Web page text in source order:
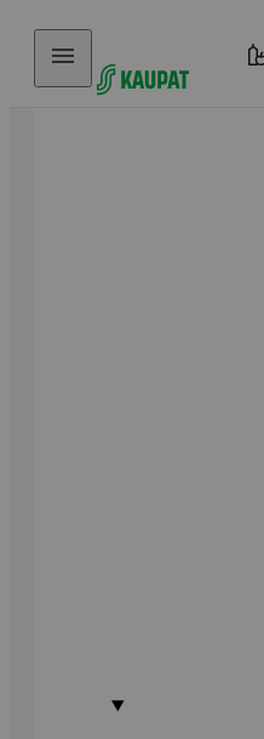
Hyppää sisältöön